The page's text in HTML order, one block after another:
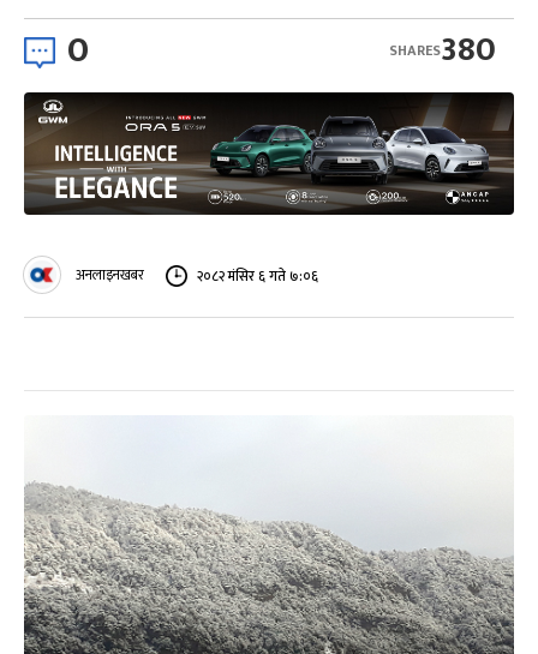
0 380
SHARES
अनलाइनखबर २०८२ मंसिर ६ गते ७:०६